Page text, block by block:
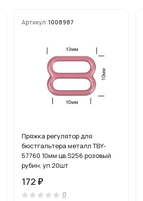
Артикул:1008987
Пряжка регулятор для
бюстгальтера металл TBY-
57760 10мм цв.S256 розовый
рубин, уп.20шт
172 ₽
0